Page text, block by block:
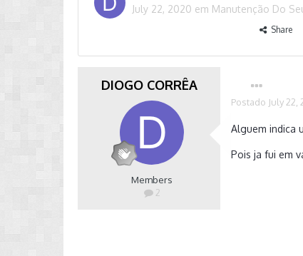
July 22, 2020 em Manutenção Do
Share
DIOGO CORRÊA
Members
2
Postado July 22,
Alguem indica
Pois ja fui em